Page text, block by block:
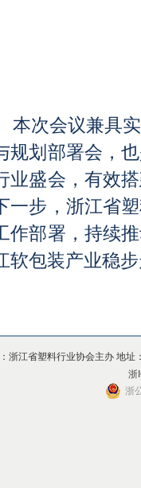
本次会议兼具
规划部署会，
业盛会，有效
一步，浙江省
作部署，持续
软包装产业稳
浙江省塑料行业协会主办 地
浙
浙